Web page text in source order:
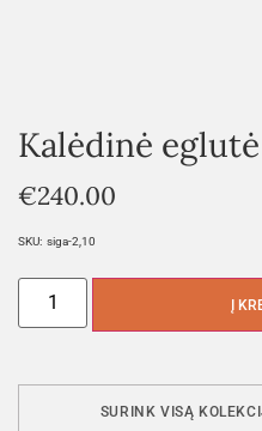
Kalėdinė
€240.00
SKU: siga-2,10
Į
SURINK VISĄ